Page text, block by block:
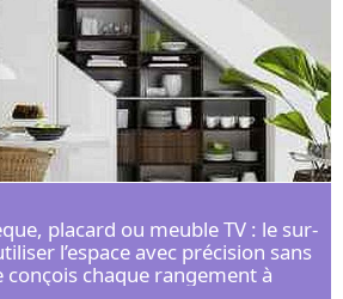
placard ou meuble TV : le sur-
l’espace avec précision sans
conçois chaque rangement à